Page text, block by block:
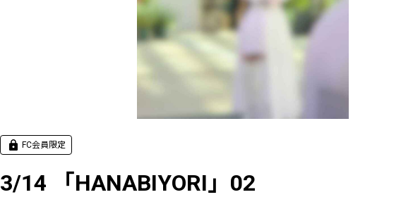
FC会員限定
3/14 「HANABIYORI」02